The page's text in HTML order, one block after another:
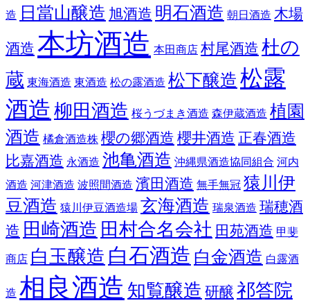
造 日當山醸造 旭酒造 明石酒造 朝日酒造 木場
酒造 本坊酒造 本田商店 村尾酒造 杜の
蔵 東海酒造 東酒造 松の露酒造 松下醸造 松露
酒造 柳田酒造 桜うづまき酒造 森伊蔵酒造 植園
酒造 橘倉酒造株 櫻の郷酒造 櫻井酒造 正春酒造
比嘉酒造 永酒造 池亀酒造 沖縄県酒造協同組合 河内
酒造 河津酒造 波照間酒造 濱田酒造 無手無冠 猿川伊
豆酒造 猿川伊豆酒造場 玄海酒造 瑞泉酒造 瑞穂酒
造 田崎酒造 田村合名会社 田苑酒造 甲斐
商店 白玉醸造 白石酒造 白金酒造 白露酒
造 相良酒造 知覧醸造 研醸 祁答院